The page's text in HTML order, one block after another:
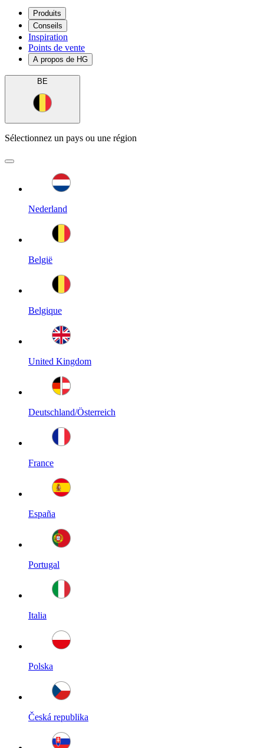
Produits
Conseils
Inspiration
Points de vente
A propos de HG
BE
Sélectionnez un pays ou une région
Nederland
België
Belgique
United Kingdom
Deutschland/Österreich
France
España
Portugal
Italia
Polska
Česká republika